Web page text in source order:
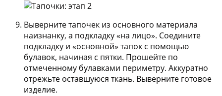
Выверните тапочек из основного материала
наизнанку, а подкладку «на лицо». Соедините
подкладку и «основной» тапок с помощью
булавок, начиная с пятки. Прошейте по
отмеченному булавками периметру. Аккуратно
отрежьте оставшуюся ткань. Выверните готовое
изделие.